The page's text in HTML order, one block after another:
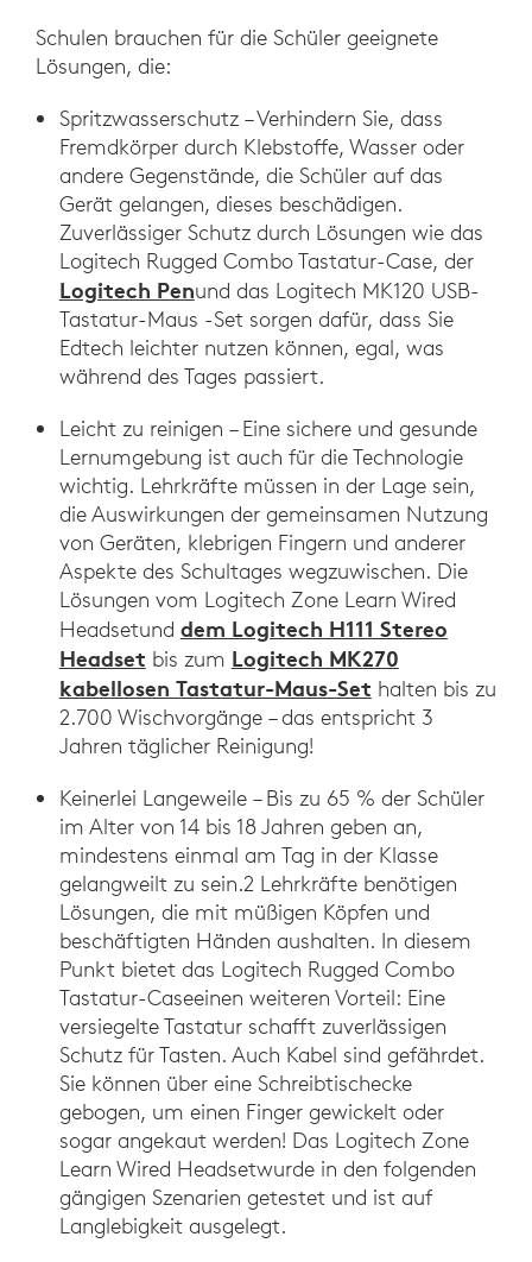
Schulen brauchen für die Schüler geeignete
Lösungen, die:
Spritzwasserschutz – Verhindern Sie, dass
Fremdkörper durch Klebstoffe, Wasser oder
andere Gegenstände, die Schüler auf das
Gerät gelangen, dieses beschädigen.
Zuverlässiger Schutz durch Lösungen wie das
Logitech Rugged Combo Tastatur-Case, der
Logitech Penund das Logitech MK120 USB-
Tastatur-Maus -Set sorgen dafür, dass Sie
Edtech leichter nutzen können, egal, was
während des Tages passiert.
Leicht zu reinigen – Eine sichere und gesunde
Lernumgebung ist auch für die Technologie
wichtig. Lehrkräfte müssen in der Lage sein,
die Auswirkungen der gemeinsamen Nutzung
von Geräten, klebrigen Fingern und anderer
Aspekte des Schultages wegzuwischen. Die
Lösungen vom Logitech Zone Learn Wired
Headsetund dem Logitech H111 Stereo
Headset bis zum Logitech MK270
kabellosen Tastatur-Maus-Set halten bis zu
2.700 Wischvorgänge – das entspricht 3
Jahren täglicher Reinigung!
Keinerlei Langeweile – Bis zu 65 % der Schüler
im Alter von 14 bis 18 Jahren geben an,
mindestens einmal am Tag in der Klasse
gelangweilt zu sein.2 Lehrkräfte benötigen
Lösungen, die mit müßigen Köpfen und
beschäftigten Händen aushalten. In diesem
Punkt bietet das Logitech Rugged Combo
Tastatur-Caseeinen weiteren Vorteil: Eine
versiegelte Tastatur schafft zuverlässigen
Schutz für Tasten. Auch Kabel sind gefährdet.
Sie können über eine Schreibtischecke
gebogen, um einen Finger gewickelt oder
sogar angekaut werden! Das Logitech Zone
Learn Wired Headsetwurde in den folgenden
gängigen Szenarien getestet und ist auf
Langlebigkeit ausgelegt.